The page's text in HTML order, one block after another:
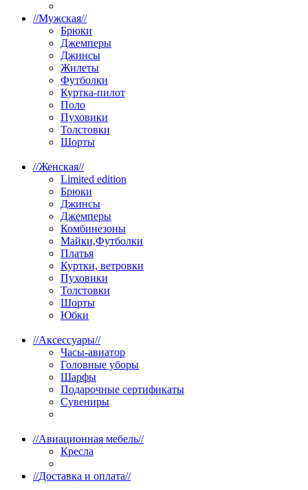
//Мужская//
Брюки
Джемперы
Джинсы
Жилеты
Футболки
Куртка-пилот
Поло
Пуховики
Толстовки
Шорты
//Женская//
Limited edition
Брюки
Джинсы
Джемперы
Комбинезоны
Майки,Футболки
Платья
Куртки, ветровки
Пуховики
Толстовки
Шорты
Юбки
//Аксессуары//
Часы-авиатор
Головные уборы
Шарфы
Подарочные сертификаты
Сувениры
//Авиационная мебель//
Кресла
//Доставка и оплата//